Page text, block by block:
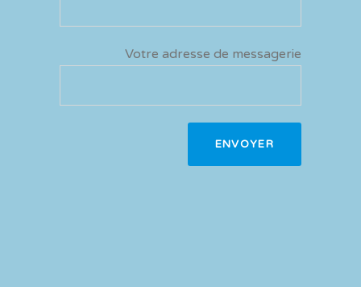
Votre adresse de messagerie